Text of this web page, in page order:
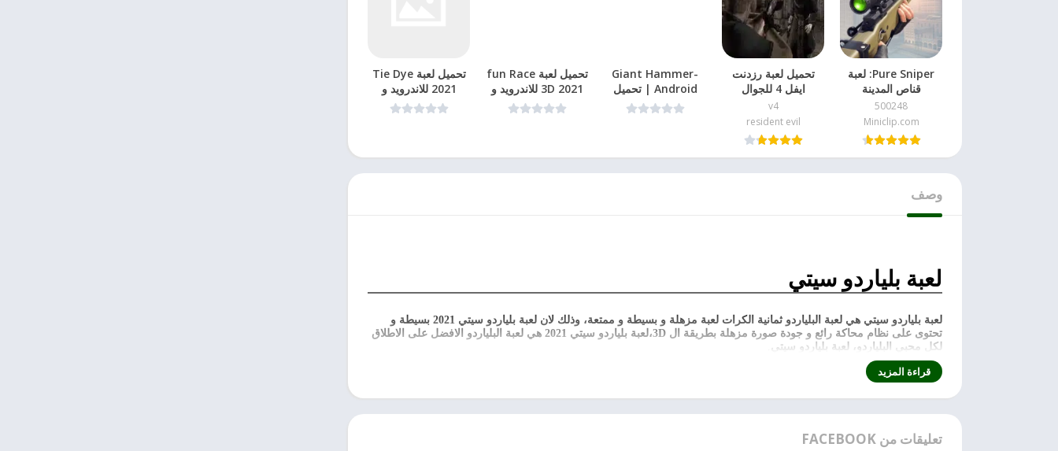
Pure Sniper: لعبة
قناص المدينة
500248
Miniclip.com‏
تحميل لعبة رزدنت
ايفل 4 للجوال
v4
resident evil
Giant Hammer-
Android | تحميل
تحميل لعبة fun Race
3D 2021 للاندرويد و
الايفون
تحميل لعبة Tie Dye
2021 للاندرويد و
الايفون
وصف
لعبة بلياردو سيتي
لعبة بلياردو سيتي هي لعبة البلياردو ثمانية الكرات لعبة مزهلة و بسيطة و ممتعة، وذلك لان لعبة بلياردو سيتي 2021 بسيطة و
تحتوى على نظام محاكة رائع و جودة صورة مزهلة بطريقة ال 3D،لعبة بلياردو سيتي 2021 هي لعبة البلياردو الافضل على الاطلاق
لكل محبي البلياردو، لعبة بلياردو سيتي
قراءة المزيد
تعليقات من FACEBOOK